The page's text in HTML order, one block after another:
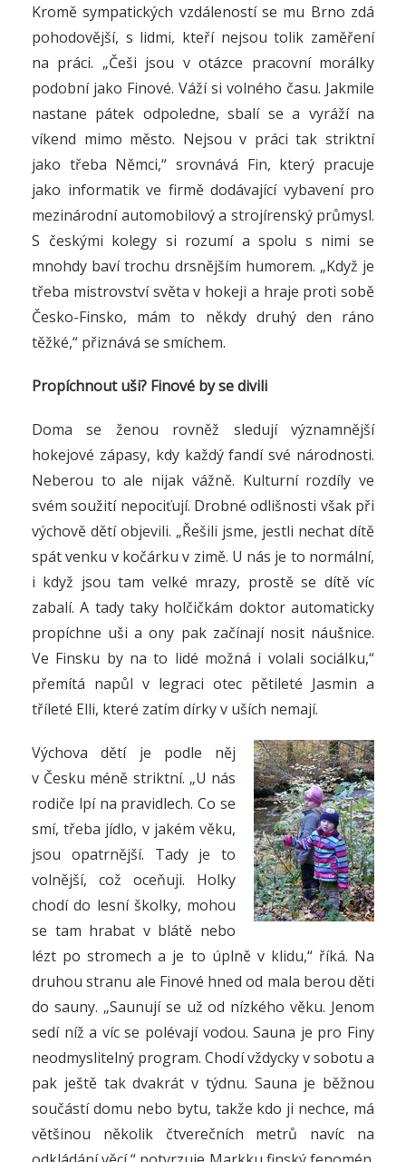
Kromě sympatických vzdáleností se mu Brno zdá
pohodovější, s lidmi, kteří nejsou tolik zaměření
na práci. „Češi jsou v otázce pracovní morálky
podobní jako Finové. Váží si volného času. Jakmile
nastane pátek odpoledne, sbalí se a vyráží na
víkend mimo město. Nejsou v práci tak striktní
jako třeba Němci,“ srovnává Fin, který pracuje
jako informatik ve firmě dodávající vybavení pro
mezinárodní automobilový a strojírenský průmysl.
S českými kolegy si rozumí a spolu s nimi se
mnohdy baví trochu drsnějším humorem. „Když je
třeba mistrovství světa v hokeji a hraje proti sobě
Česko-Finsko, mám to někdy druhý den ráno
těžké,“ přiznává se smíchem.
Propíchnout uši? Finové by se divili
Doma se ženou rovněž sledují významnější
hokejové zápasy, kdy každý fandí své národnosti.
Neberou to ale nijak vážně. Kulturní rozdíly ve
svém soužití nepociťují. Drobné odlišnosti však při
výchově dětí objevili. „Řešili jsme, jestli nechat dítě
spát venku v kočárku v zimě. U nás je to normální,
i když jsou tam velké mrazy, prostě se dítě víc
zabalí. A tady taky holčičkám doktor automaticky
propíchne uši a ony pak začínají nosit náušnice.
Ve Finsku by na to lidé možná i volali sociálku,“
přemítá napůl v legraci otec pětileté Jasmin a
tříleté Elli, které zatím dírky v uších nemají.
Výchova dětí je podle něj
v Česku méně striktní. „U nás
rodiče lpí na pravidlech. Co se
smí, třeba jídlo, v jakém věku,
jsou opatrnější. Tady je to
volnější, což oceňuji. Holky
chodí do lesní školky, mohou
se tam hrabat v blátě nebo
lézt po stromech a je to úplně v klidu,“ říká. Na
druhou stranu ale Finové hned od mala berou děti
do sauny. „Saunují se už od nízkého věku. Jenom
sedí níž a víc se polévají vodou. Sauna je pro Finy
neodmyslitelný program. Chodí vždycky v sobotu a
pak ještě tak dvakrát v týdnu. Sauna je běžnou
součástí domu nebo bytu, takže kdo ji nechce, má
většinou několik čtverečních metrů navíc na